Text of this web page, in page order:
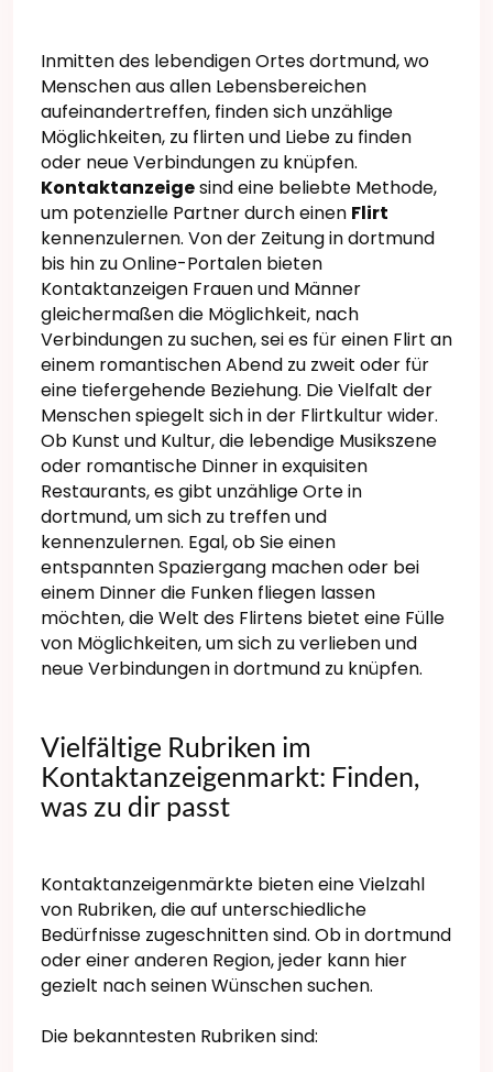
Inmitten des lebendigen Ortes dortmund, wo
Menschen aus allen Lebensbereichen
aufeinandertreffen, finden sich unzählige
Möglichkeiten, zu flirten und Liebe zu finden
oder neue Verbindungen zu knüpfen.
Kontaktanzeigesind eine beliebte Methode,
um potenzielle Partner durch einen Flirt
kennenzulernen. Von der Zeitung in dortmund
bis hin zu Online-Portalen bieten
Kontaktanzeigen Frauen und Männer
gleichermaßen die Möglichkeit, nach
Verbindungen zu suchen, sei es für einen Flirt an
einem romantischen Abend zu zweit oder für
eine tiefergehende Beziehung. Die Vielfalt der
Menschen spiegelt sich in der Flirtkultur wider.
Ob Kunst und Kultur, die lebendige Musikszene
oder romantische Dinner in exquisiten
Restaurants, es gibt unzählige Orte in
dortmund, um sich zu treffen und
kennenzulernen. Egal, ob Sie einen
entspannten Spaziergang machen oder bei
einem Dinner die Funken fliegen lassen
möchten, die Welt des Flirtens bietet eine Fülle
von Möglichkeiten, um sich zu verlieben und
neue Verbindungen in dortmund zu knüpfen.
Vielfältige Rubriken im
Kontaktanzeigenmarkt: Finden,
was zu dir passt
Kontaktanzeigenmärkte bieten eine Vielzahl
von Rubriken, die auf unterschiedliche
Bedürfnisse zugeschnitten sind. Ob in dortmund
oder einer anderen Region, jeder kann hier
gezielt nach seinen Wünschen suchen.
Die bekanntesten Rubriken sind: